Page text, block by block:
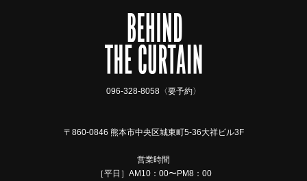
096-328-8058〈要予約〉
〒860-0846 熊本市中央区城東町5-36大祥ビル3F
営業時間
［平日］AM10：00〜PM8：00